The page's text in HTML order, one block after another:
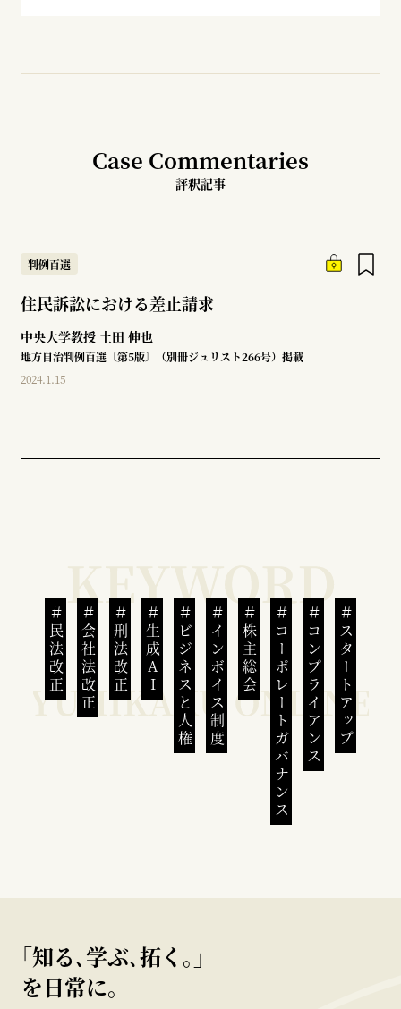
Case Commentaries
評釈記事
判例百選
住民訴訟における差止請求
中央大学教授 土田 伸也
地方自治判例百選〔第5版〕（別冊ジュリスト266号）掲載
2024.1.15
民法改正 会社法改正 刑法改正 生成AI ビジネスと人権インボイス制度 株主総会 コーポレートガバナンスコンプライアンススタートアップ
｢知る､学ぶ､拓く｡｣
を日常に。